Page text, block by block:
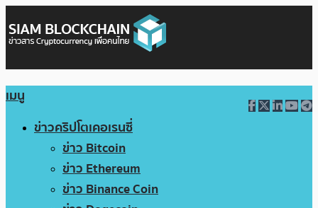
เมนู
ข่าวคริปโตเคอเรนซี่
ข่าว Bitcoin
ข่าว Ethereum
ข่าว Binance Coin